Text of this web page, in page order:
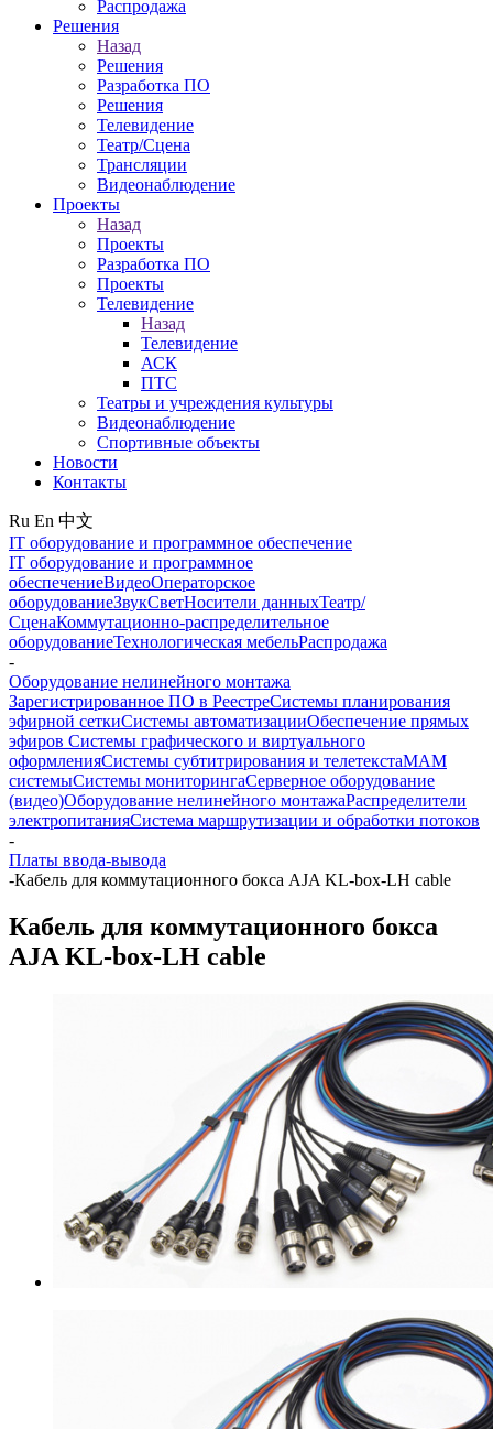
Распродажа
Решения
Назад
Решения
Разработка ПО
Решения
Телевидение
Театр/Сцена
Трансляции
Видеонаблюдение
Проекты
Назад
Проекты
Разработка ПО
Проекты
Телевидение
Назад
Телевидение
АСК
ПТС
Театры и учреждения культуры
Видеонаблюдение
Спортивные объекты
Новости
Контакты
Ru En 中文
IT оборудование и программное обеспечение
IT оборудование и программное
обеспечениеВидеоОператорское
оборудованиеЗвукСветНосители данныхТеатр/
СценаКоммутационно-распределительное
оборудованиеТехнологическая мебельРаспродажа
-
Оборудование нелинейного монтажа
Зарегистрированное ПО в РеестреСистемы планирования
эфирной сеткиСистемы автоматизацииОбеспечение прямых
эфиров Системы графического и виртуального
оформленияСистемы субтитрирования и телетекстаMAM
системыСистемы мониторингаСерверное оборудование
(видео)Оборудование нелинейного монтажаРаспределители
электропитанияСистема маршрутизации и обработки потоков
-
Платы ввода-вывода
-Кабель для коммутационного бокса AJA KL-box-LH cable
Кабель для коммутационного бокса
AJA KL-box-LH cable